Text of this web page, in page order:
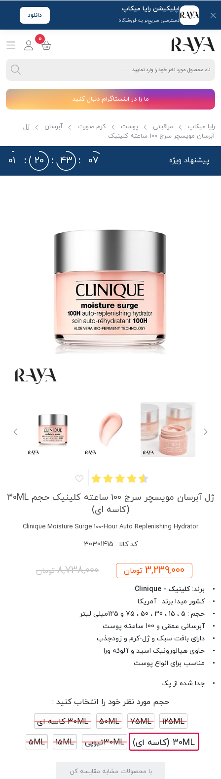
اپلیکیشن رایا میکاپ
دسترسی سریع‌تر به فروشگاه
دانلود
0
ما را در اینستاگرام دنبال کنید
رایا میکاپ مراقبتی پوست کرم صورت آبرسان
ژل
آبرسان مویسچر سرج 100 ساعته کلینیک
پیشنهاد ویژه 01 : 20 : 43 : 06
ژل آبرسان مویسچر سرج 100 ساعته کلینیک حجم 30ML
(کاسه ای)
Clinique Moisture Surge 100-Hour Auto Replenishing Hydrator
کد کالا : 30301415
3,239,000 تومان 8,738,000تومان
• برند:کلینیک - Clinique
• کشور مبدا برند : آمریکا
• حجم : 5 ، 15 ، 30 ، 50 ، 75 و 125میلی لیتر
• آبرسانی عمقی و 100 ساعته پوست
• دارای بافت سبک و ژل-کرم و زودجذب
• حاوی هیالورونیک اسید و آلوئه ‌ورا
• مناسب برای انواع پوست
• جدا شده از پک
حجم مورد نظر خود را انتخاب کنید :
125ML
75ML
50ML 30ML کاسه ای
30ML (کاسه ای) 30MLتیوپی 15ML
5ML
با محصولات مشابه مقایسه کن